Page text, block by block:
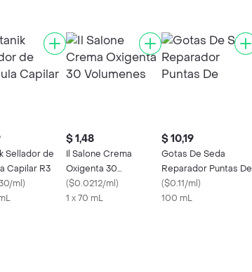
Sellador de
Capilar R3
ml)
$ 1,48
Il Salone Crema
Oxigenta 30
Volumenes
($0.0212/ml)
1 x 70 mL
$ 10,19
Gotas De Seda
Reparador Puntas De
($0.11/ml)
100 mL